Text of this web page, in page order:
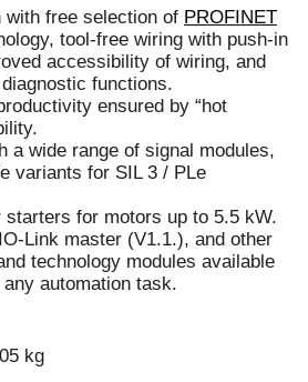
with free selection of PROFINET
tool-free wiring with push-in
accessibility of wiring, and
functions.
ensured by “hot
a wide range of signal modules,
variants for SIL 3 / PLe
starters for motors up to 5.5 kW.
Link master (V1.1.), and other
technology modules available
automation task.
kg